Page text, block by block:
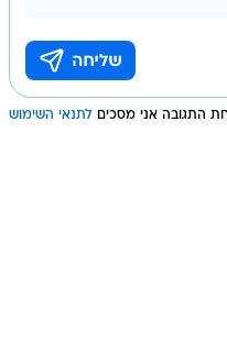
התגובה אני מסכים לתנאי השימוש